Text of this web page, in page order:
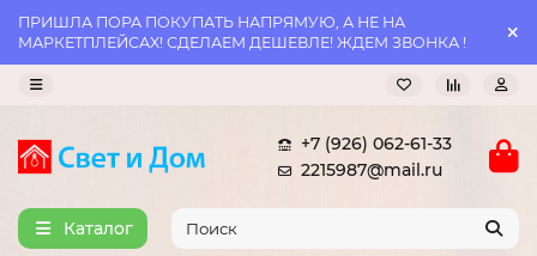
ПРИШЛА ПОРА ПОКУПАТЬ НАПРЯМУЮ, А НЕ НА
МАРКЕТПЛЕЙСАХ! СДЕЛАЕМ ДЕШЕВЛЕ! ЖДЕМ ЗВОНКА !
+7 (926) 062-61-33
2215987@mail.ru
Каталог